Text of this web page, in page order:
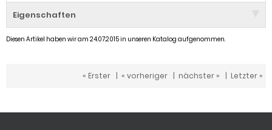
Eigenschaften
Diesen Artikel haben wir am 24.07.2015 in unseren Katalog aufgenommen.
« Erster | « vorheriger | nächster » | Letzter »